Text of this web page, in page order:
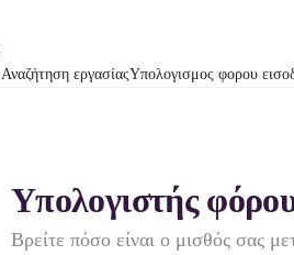
Αναζήτηση εργασίαςΥπολογισμος φορου
Υπολογιστής
Βρείτε πόσο είναι ο μισθός σας